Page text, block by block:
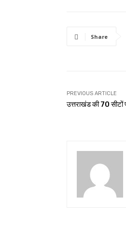
Share
PREVIOUS ARTICLE
उत्तराखंड की 70 सीटों